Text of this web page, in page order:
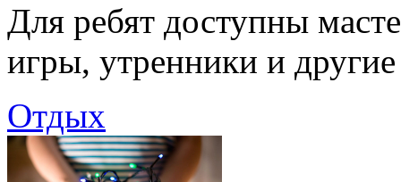
Для ребят доступны
игры, утренники и другие
Отдых